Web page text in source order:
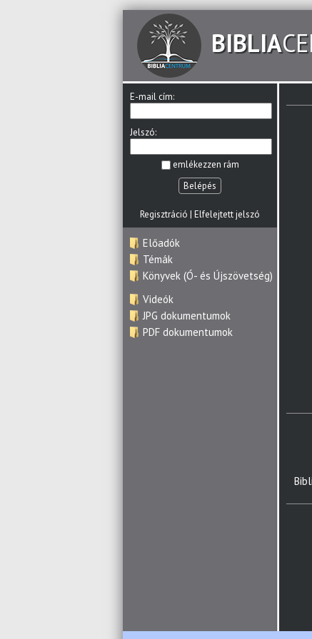
BIBLIA
E-mail cím:
Jelszó:
emlékezzen rám
Belépés
Regisztráció | Elfelejtett jelszó
Előadók
Témák
Könyvek (Ó- és Újszövetség)
Videók
JPG dokumentumok
PDF dokumentumok